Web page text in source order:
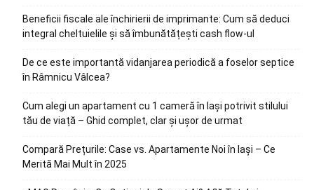
Beneficii fiscale ale închirierii de imprimante: Cum să deduci
integral cheltuielile și să îmbunătățești cash flow-ul
De ce este importantă vidanjarea periodică a foselor septice
în Râmnicu Vâlcea?
Cum alegi un apartament cu 1 cameră în Iași potrivit stilului
tău de viață – Ghid complet, clar și ușor de urmat
Compară Prețurile: Case vs. Apartamente Noi în Iași – Ce
Merită Mai Mult în 2025